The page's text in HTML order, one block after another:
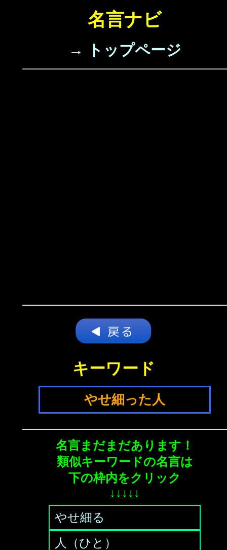
名言ナビ
→ トップページ
キーワード
やせ細った人
名言まだまだあります！
類似キーワードの名言は
下の枠内をクリック
↓↓↓↓↓
やせ細る
人（ひと）